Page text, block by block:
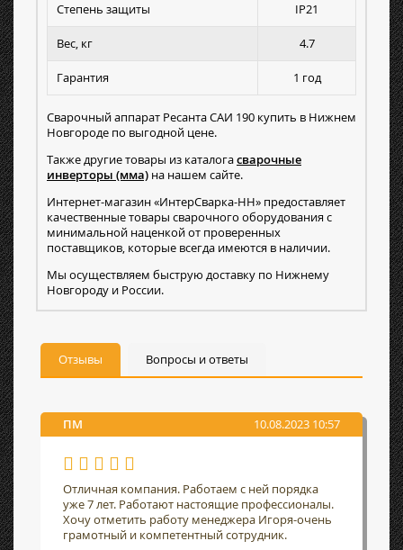
Степень защиты IP21
Вес, кг 4.7
Гарантия 1 год
Сварочный аппарат Ресанта САИ 190 купить в Нижнем
Новгороде по выгодной цене.
Также другие товары из каталогасварочные
инверторы (мма) на нашем сайте.
Интернет-магазин «ИнтерСварка-НН» предоставляет
качественные товары сварочного оборудования с
минимальной наценкой от проверенных
поставщиков, которые всегда имеются в наличии.
Мы осуществляем быструю доставку по Нижнему
Новгороду и России.
Отзывы Вопросы и ответы
ПМ 10.08.2023 10:57
Отличная компания. Работаем с ней порядка
уже 7 лет. Работают настоящие профессионалы.
Хочу отметить работу менеджера Игоря-очень
грамотный и компетентный сотрудник.